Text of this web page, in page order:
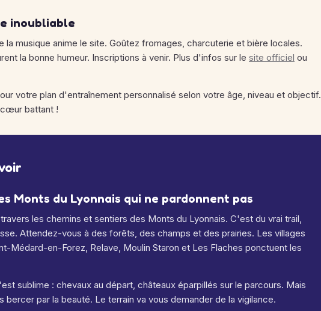
inoubliable
musique anime le site. Goûtez fromages, charcuterie et bière locales.
la bonne humeur. Inscriptions à venir. Plus d'infos sur le site officiel ou
votre plan d'entraînement personnalisé selon votre âge, niveau et objectif.
battant !
Monts du Lyonnais qui ne pardonnent pas
les chemins et sentiers des Monts du Lyonnais. C'est du vrai trail,
Attendez-vous à des forêts, des champs et des prairies. Les villages
Médard-en-Forez, Relave, Moulin Staron et Les Flaches ponctuent les
sublime : chevaux au départ, châteaux éparpillés sur le parcours. Mais
bercer par la beauté. Le terrain va vous demander de la vigilance.